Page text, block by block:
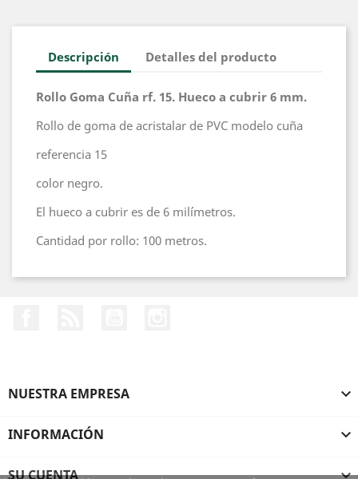
Descripción Detalles del producto
Rollo Goma Cuña rf. 15. Hueco a cubrir 6 mm.
Rollo de goma de acristalar de PVC modelo cuña
referencia 15
color negro.
El hueco a cubrir es de 6 milímetros.
Cantidad por rollo: 100 metros.
NUESTRA EMPRESA 
INFORMACIÓN 
SU CUENTA